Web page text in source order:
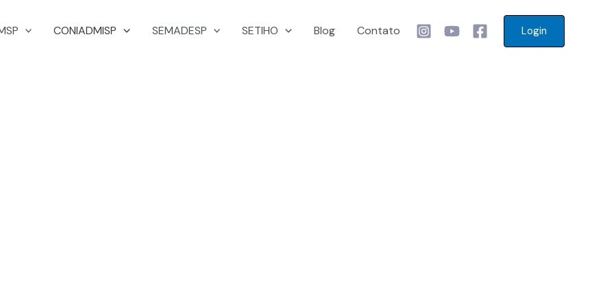
CONIADMISP SEMADESP SETIHO Blog Contato Login